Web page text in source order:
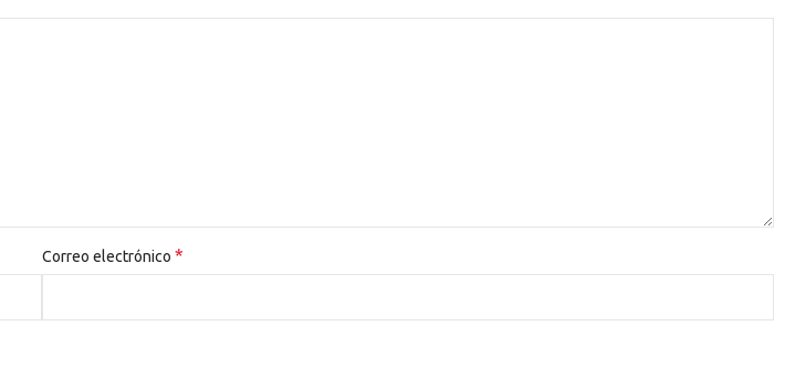
Correo electrónico *